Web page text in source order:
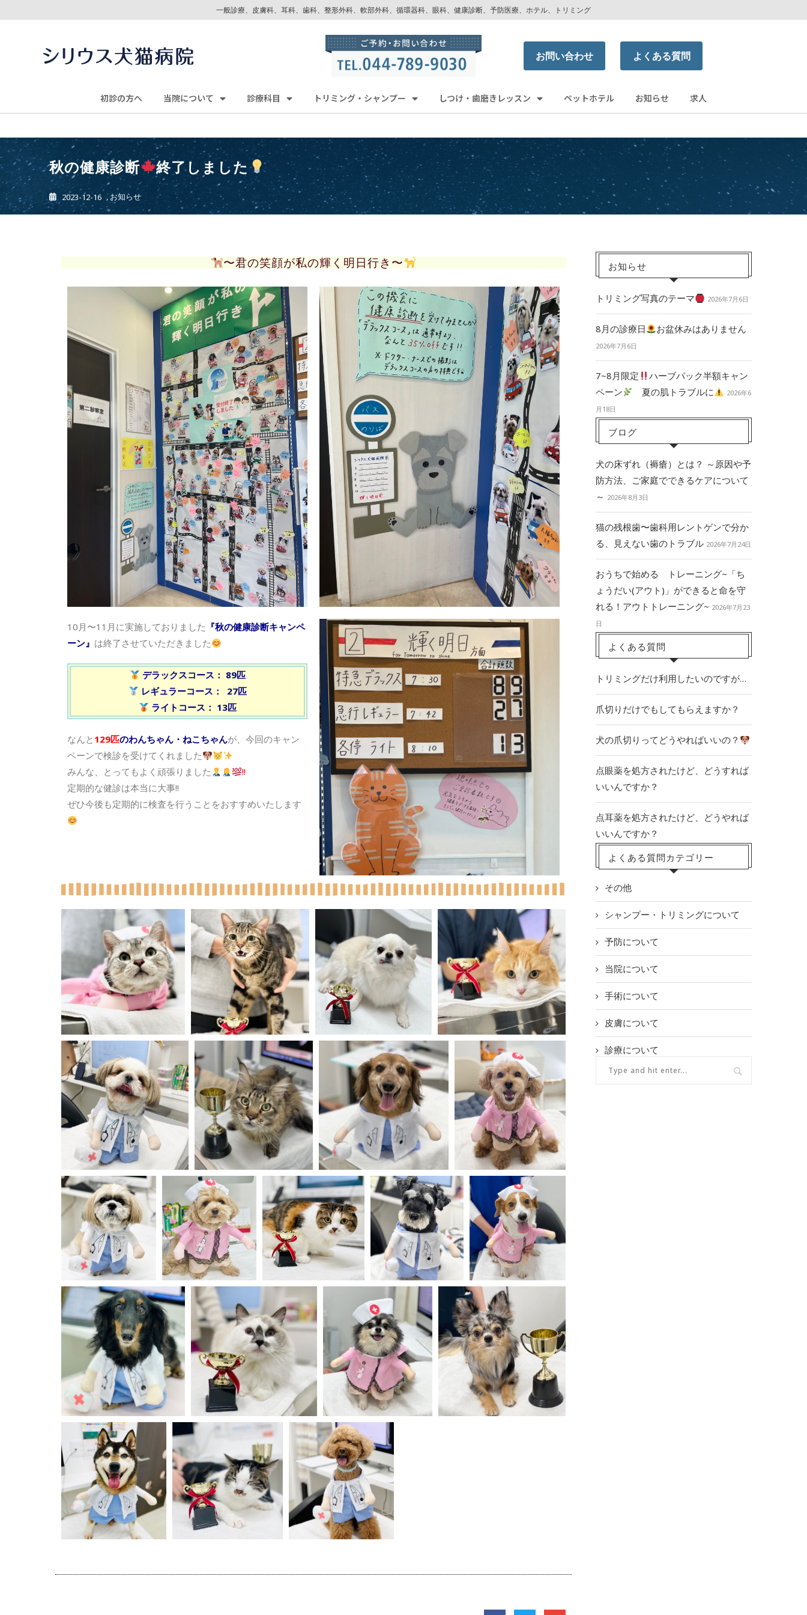
一般診療、皮膚科、耳科、歯科、整形外科、軟部外科、循環器科、眼科、健康診断、予防医療、ホテル、トリミング
お問い合わせ よくある質問
初診の方へ 当院について 診療科目 トリミング・シャンプー しつけ・歯磨きレッスン ペットホテル お知らせ 求人
秋の健康診断 終了しました
2023-12-16 , お知らせ
〜君の笑顔が私の輝く明日行き〜
10月〜11月に実施しておりました 『秋の健康診断キャンペ
ーン』 は終了させていただきました
デラックスコース： 89匹
レギュラーコース： 27匹
ライトコース： 13匹
なんと 129匹のわんちゃん・ねこちゃんが、今回のキャン
ペーンで検診を受けてくれました
みんな、とってもよく頑張りました
!!
定期的な健診は本当に大事!!
ぜひ今後も定期的に検査を行うことをおすすめいたします
お知らせ
トリミング写真のテーマ 2026年7月6日
8月の診療日 お盆休みはありません
2026年7月6日
7~8月限定
ハーブパック半額キャン
ペーン
夏の肌トラブルに
2026年6
月18日
ブログ
犬の床ずれ（褥瘡）とは？ ～原因や予
防方法、ご家庭でできるケアについて
～ 2026年8月3日
猫の残根歯〜歯科用レントゲンで分か
る、見えない歯のトラブル 2026年7月24日
おうちで始める トレーニング~「ち
ょうだい(アウト)」ができると命を守
れる！アウトトレーニング~ 2026年7月23
日
よくある質問
トリミングだけ利用したいのですが…
爪切りだけでもしてもらえますか？
犬の爪切りってどうやればいいの？
点眼薬を処方されたけど、どうすれば
いいんですか？
点耳薬を処方されたけど、どうやれば
いいんですか？
よくある質問カテゴリー
その他
シャンプー・トリミングについて
予防について
当院について
手術について
皮膚について
診療について